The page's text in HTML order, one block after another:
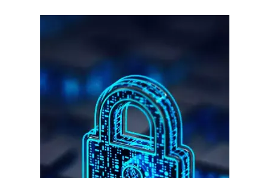
गुरुग्राम साइबर पुलिस ने बीते छह महीने में 18 बैंक कर्मचारियों को किया गिरफ्तार
इन लोगों ने लालच में आकर बैंक खाते खोलकर साइबर ठगों को उपलब्ध कराए